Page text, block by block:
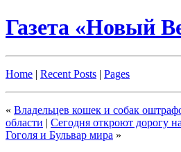
Газета «Новый
Home | Recent Posts | Pages
« Владельцев кошек и собак
области | Сегодня откроют дорогу
Гоголя и Бульвар мира »